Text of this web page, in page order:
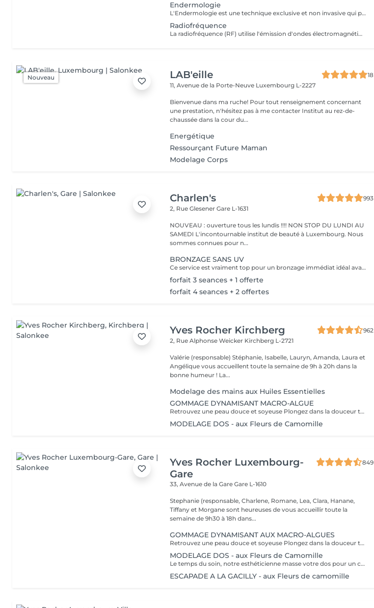
Endermologie
L'Endermologie est une technique exclusive et non invasive qui permet de remodeler votre silhouette, de lisser la cellulite et d'améliorer globalement la tonicité de la peau.
Radiofréquence
La radiofréquence (RF) utilise l'émission d'ondes électromagnétiques à très haute fréquence, pour cibler la peau. La technologie RF permet ainsi de raffermir sa peau et de réduire des tissus graisseux, afin de redessiner des contours touchés par un affaissement cutané et un relâchement de la peau.
Nouveau LAB'eille
18
11, Avenue de la Porte-Neuve Luxembourg L-2227
Bienvenue dans ma ruche! Pour tout renseignement concernant
une prestation, n'hésitez pas à me contacter Institut au rez-de-
chaussée dans la cour du...
Energétique
Ressourçant Future Maman
Modelage Corps
Charlen's
993
2, Rue GlesenerGare L-1631
NOUVEAU : ouverture tous les lundis !!!! NON STOP DU LUNDI AU
SAMEDI L'incontournable institut de beauté à Luxembourg. Nous
sommes connues pour n...
BRONZAGE SANS UV
Ce service est vraiment top pour un bronzage immédiat idéal avant vos vacances ou avant une soirée ;) Nous vous conseillons de faire un gommage la veille du soin et de porter des vêtements amples noirs. Selon votre peau, cela tient environ 1 semaine à 10 Jours! AVANT Exfolier votre peau en profondeur, puis hydrater généreusement 24h avant d'appliquer votre autobronzant, en insistant bien sur les coudes, genoux, chevilles et les zones sensibles. Épiler ou raser dans les 48h avant application afin que les pores de la peau soient fermés. Des points noirs pourraient apparaître si votre peau n'est pas nette lors de l'application. Ne pas appliquer de crème hydratante, parfum, déodorant ou maquillage le jour même de l'application cela pourrait obstruer les pores de la peau et faire apparaître des points noirs. APRÈS Porter des vêtement amples de couleur foncée les vêtements près du corps ou sous-vêtements pourraient faire des marques, porter des chaussures larges. Hydrater quotidiennement votre peau les jours suivant l'application ou utiliser un autobronzant progressif pour entretenir votre bronzage et le faire durer plus longtemps. Après 5 jours, exfolier quotidiennement votre peau à l'aide d'un exfoliant doux afin d'aider votre peau à absorber plus facilement votre crème hydratante, et garder un joli bronzage. Cela permet aussi au bronzage de s'estomper progressivement et uniformément.
forfait 3 seances + 1 offerte
forfait 4 seances + 2 offertes
Yves Rocher Kirchberg
962
2, Rue Alphonse Weicker Kirchberg L-2721
Valérie (responsable) Stéphanie, Isabelle, Lauryn, Amanda, Laura et
Angélique vous accueillent toute la semaine de 9h à 20h dans la
bonne humeur ! La...
Modelage des mains aux Huiles Essentielles
GOMMAGE DYNAMISANT MACRO-ALGUE
Retrouvez une peau douce et soyeuse Plongez dans la douceur tropicale dIndonésie à travers les notes épicées des huiles essentielles de Girofle et de Muscade. Ce gommage aux effluves chauds et naturels vous transporte tout en exfoliant délicatement votre peau : elle est douce, lumineuse et satinée.
MODELAGE DOS - aux Fleurs de Camomille
Yves Rocher Luxembourg-
Gare
849
33, Avenue de la GareGare L-1610
Stephanie (responsable, Charlene, Romane, Lea, Clara, Hanane,
Tiffany et Morgane sont heureuses de vous accueillir toute la
semaine de 9h30 à 18h dans...
GOMMAGE DYNAMISANT AUX MACRO-ALGUES
Retrouvez une peau douce et soyeuse Plongez dans la douceur tropicale dIndonésie à travers les notes épicées des huiles essentielles de Girofle et de Muscade. Ce gommage aux effluves chauds et naturels vous transporte tout en exfoliant délicatement votre peau : elle est douce, lumineuse et satinée.
MODELAGE DOS - aux Fleurs de Camomille
Le temps du soin, notre esthéticienne masse votre dos pour un confort sans précédent.
ESCAPADE A LA GACILLY - aux Fleurs de camomille